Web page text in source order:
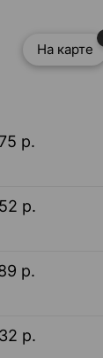
На карте
р.
р.
р.
р.